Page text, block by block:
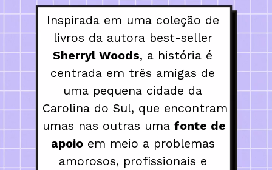
Inspirada em uma coleção de
livros da autora best-seller
Sherryl Woods, a história é
centrada em três amigas de
uma pequena cidade da
Carolina do Sul, que encontram
umas nas outras uma fonte de
apoio em meio a problemas
amorosos, profissionais e